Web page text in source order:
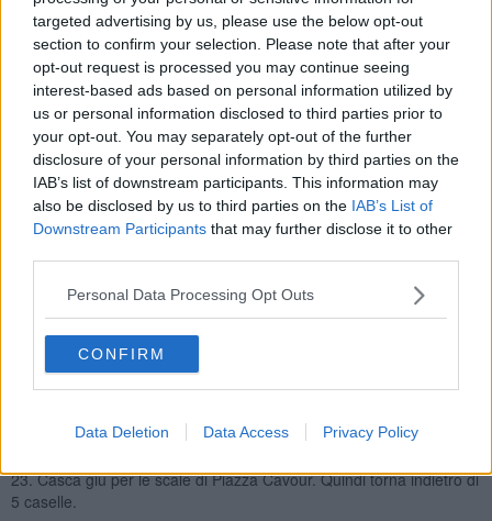
targeted advertising by us, please use the below opt-out
section to confirm your selection. Please note that after your
opt-out request is processed you may continue seeing
interest-based ads based on personal information utilized by
us or personal information disclosed to third parties prior to
your opt-out. You may separately opt-out of the further
disclosure of your personal information by third parties on the
IAB’s list of downstream participants. This information may
also be disclosed by us to third parties on the IAB’s List of
Downstream Participants that may further disclose it to other
Personal Data Processing Opt Outs
CONFIRM
Data Deletion Data Access Privacy Policy
15. Hai mai incontrato un personaggio famoso lungo un viale della
tua città?
16. Gioia. W il Carnevale di Foiano! Resta in questa casella per 1
turno.
17. Stavi passeggiando in campagna, in Via del Pesco, quando un
feroce cane ti ha rincorso. Ora sei bloccato su un albero. Tira il
dado e fai un numero dispari per scappare altrimenti stai fermo 2
turni. Nel primo caso avanza di una casella.
18. Ti è mai capitato di ripararti dalla pioggia entrando nell’ingresso
20. Hai mai aiutato un vecchino? Se sì, sii orgoglioso di te stesso e
ritira il dado.
21. Elenca i giochi che puoi fare con il tuo cane. Se non hai un
cane immaginali.
22. Sei cascato in una buca di un campo da calcio. Stai fermo 2
23. Casca giù per le scale di Piazza Cavour. Quindi torna indietro di
5 caselle.